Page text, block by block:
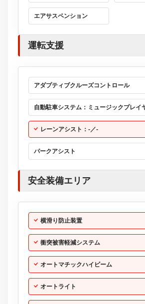
エアサスペンション
運転支援
アダプティブクルーズコントロール
自動駐車システム：ミュージックプレイ
レーンアシスト：-／-
パークアシスト
安全装備エリア
横滑り防止装置
衝突被害軽減システム
オートマチックハイビーム
オートライト